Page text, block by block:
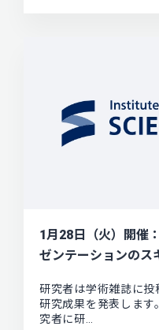
1月28日（火）開催
ゼンテーションのス
研究者は学術雑誌に投
研究成果を発表します
究者に研…